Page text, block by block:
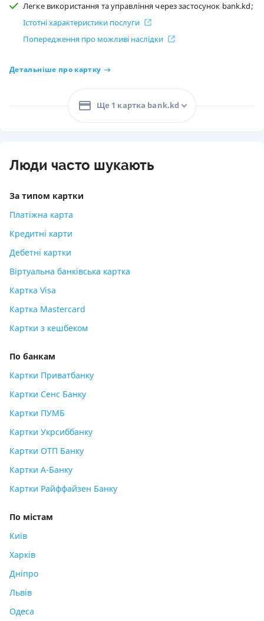
Легке використання та управління через застосунок bank.kd;
Істотні характеристики послуги
Попередження про можливі наслідки
Детальніше про картку
Ще 1 картка bank.kd
Люди часто шукають
За типом картки
Платіжна карта
Кредитні карти
Дебетні картки
Віртуальна банківська картка
Картка Visa
Картка Mastercard
Картки з кешбеком
По банкам
Картки Приватбанку
Картки Сенс Банку
Картки ПУМБ
Картки Укрсиббанку
Картки ОТП Банку
Картки А-Банку
Картки Райффайзен Банку
По містам
Київ
Харків
Дніпро
Львів
Одеса